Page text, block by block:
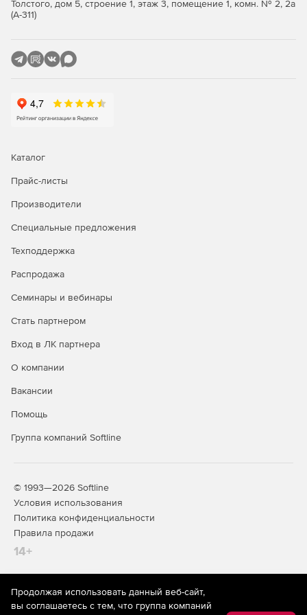
ответ на запросы http.
Контроль доступа через роли, разрешения и
Интуитивно понятный веб-интерфейс для управления
всеми действиями сервера.
безопасной и надежной передачи данных.
Толстого, дом 5, строение 1, этаж 3, помещение 1, комн. № 2, 2а
(А-311)
Каталог
Прайс-листы
Производители
Специальные предложения
Техподдержка
Распродажа
Семинары и вебинары
Стать партнером
Вход в ЛК партнера
О компании
Вакансии
Помощь
Группа компаний Softline
© 1993—2026 Softline
Условия использования
Политика конфиденциальности
Правила продажи
14+
На информационном ресурсе store.softline.ru применяются
рекомендательные технологии(информационные технологии
Продолжая использовать данный веб-сайт,
вы соглашаетесь с тем, что группа компаний